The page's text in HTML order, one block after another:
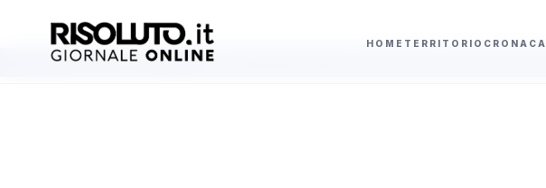
HOME TERRITORIO CRONACA
AGGIORNAMENTI
Semaforo rosso in bici, la multa arriva fino a 665 euro ma senza decurtazione punti